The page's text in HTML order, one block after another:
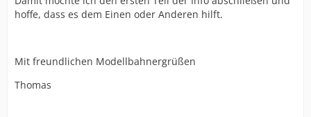
hoffe, dass es dem Einen oder Anderen hilft.
Mit freundlichen Modellbahnergrüßen
Thomas